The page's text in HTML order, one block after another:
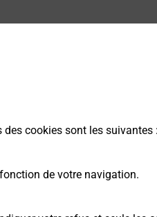
cookies sont les suivantes :
de votre navigation.